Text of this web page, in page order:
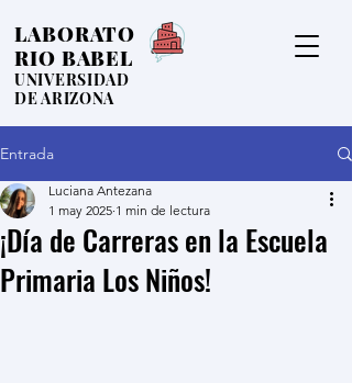
LABORATO
RIO BABEL
UNIVERSIDAD
DE ARIZONA
Entrada
¡Día de Carreras en la Escuela
Primaria Los Niños!
Luciana Antezana
1 may 2025 1 min de lectura